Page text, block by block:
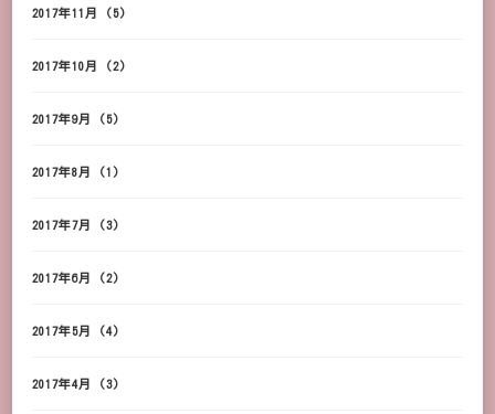
2017年11月 (5)
2017年10月 (2)
2017年9月 (5)
2017年8月 (1)
2017年7月 (3)
2017年6月 (2)
2017年5月 (4)
2017年4月 (3)